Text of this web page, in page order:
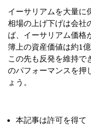
イーサリアムを大量に
相場の上げ下げは会社
ば、イーサリアム価格
簿上の資産価値は約1
この先も反発を維持で
のパフォーマンスを押
ょう。
本記事は許可を得て